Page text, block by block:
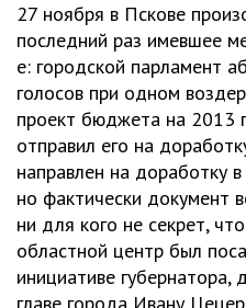
27 ноября в Пскове
последний раз имевшее
е: городской парламент
голосов при одном
проект бюджета на 2013
отправил его на
направлен на доработку
но фактически документ
ни для кого не секрет,
областной центр был
инициативе губернатора,